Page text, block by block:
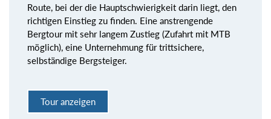
Route, bei der die Hauptschwierigkeit darin liegt, den
richtigen Einstieg zu finden. Eine anstrengende
Bergtour mit sehr langem Zustieg (Zufahrt mit MTB
möglich), eine Unternehmung für trittsichere,
selbständige Bergsteiger.
Tour anzeigen